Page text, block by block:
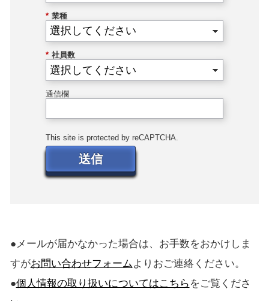
* 業種
* 社員数
通信欄
This site is protected by reCAPTCHA.
送信
●メールが届かなかった場合は、お手数をおかけしま
すがお問い合わせフォームよりおご連絡ください。
●個人情報の取り扱いについてはこちら をご覧くださ